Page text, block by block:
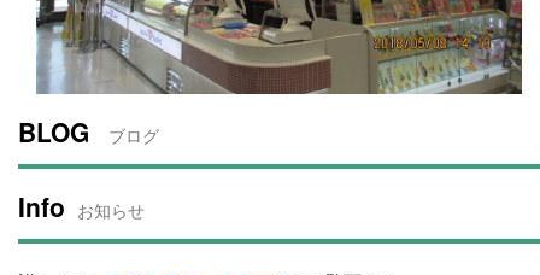
BLOG ブログ
Info お知らせ